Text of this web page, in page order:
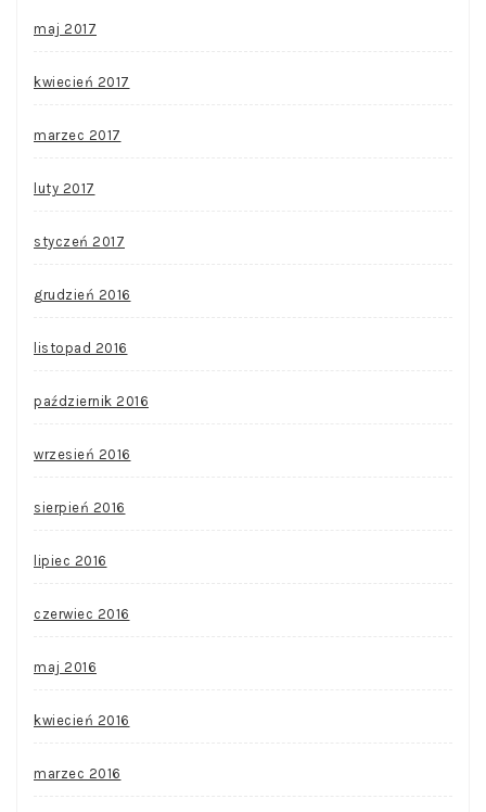
maj 2017
kwiecień 2017
marzec 2017
luty 2017
styczeń 2017
grudzień 2016
listopad 2016
październik 2016
wrzesień 2016
sierpień 2016
lipiec 2016
czerwiec 2016
maj 2016
kwiecień 2016
marzec 2016